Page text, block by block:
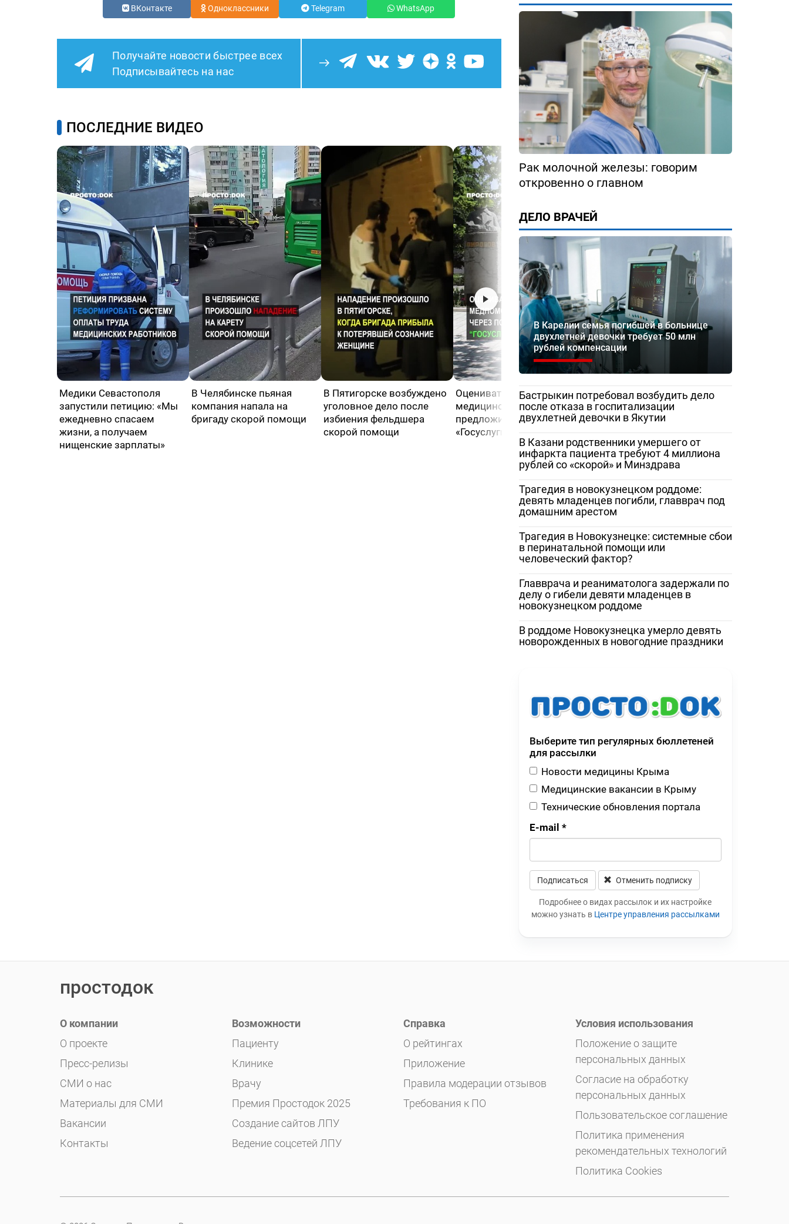
ВКонтакте Одноклассники Telegram WhatsApp
Получайте новости быстрее всех
Подписывайтесь на нас
ПОСЛЕДНИЕ ВИДЕО
Медики Севастополя
запустили петицию: «Мы
ежедневно спасаем
жизни, а получаем
нищенские зарплаты»
В Челябинске пьяная
компания напала на
бригаду скорой помощи
В Пятигорске возбуждено
уголовное дело после
избиения фельдшера
скорой помощи
Оценивать качество
медицинской помощи
предложили через портал
«Госуслуги»
«Жаловаться бесполезно»:
женщина сняла разруху в
Гатчинской межрайонной
больнице
Рак молочной железы: говорим
откровенно о главном
ДЕЛО ВРАЧЕЙ
В Карелии семья погибшей в больнице
двухлетней девочки требует 50 млн
рублей компенсации
Бастрыкин потребовал возбудить дело
после отказа в госпитализации
двухлетней девочки в Якутии
В Казани родственники умершего от
инфаркта пациента требуют 4 миллиона
рублей со «скорой» и Минздрава
Трагедия в новокузнецком роддоме:
девять младенцев погибли, главврач под
домашним арестом
Трагедия в Новокузнецке: системные сбои
в перинатальной помощи или
человеческий фактор?
Главврача и реаниматолога задержали по
делу о гибели девяти младенцев в
новокузнецком роддоме
В роддоме Новокузнецка умерло девять
новорожденных в новогодние праздники
Выберите тип регулярных бюллетеней
для рассылки
Новости медицины Крыма
Медицинские вакансии в Крыму
Технические обновления портала
E-mail *
Подписаться Отменить подписку
Leave this field blank
Подробнее о видах рассылок и их настройке
можно узнать в Центре управления рассылками
простодок
О компании
О проекте
Пресс-релизы
СМИ о нас
Материалы для СМИ
Вакансии
Контакты
Возможности
Пациенту
Клинике
Врачу
Премия Простодок 2025
Создание сайтов ЛПУ
Ведение соцсетей ЛПУ
Справка
О рейтингах
Приложение
Правила модерации отзывов
Требования к ПО
Условия использования
Положение о защите
персональных данных
Согласие на обработку
персональных данных
Пользовательское соглашение
Политика применения
рекомендательных технологий
Политика Cookies